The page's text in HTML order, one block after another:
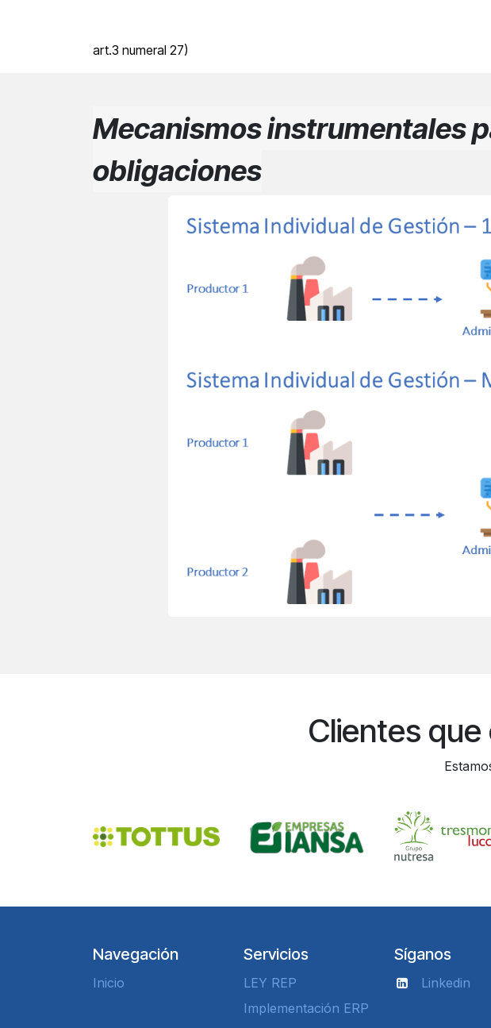
art.3 numeral 27)
Mecanismos instrumentales
obligaciones
Clientes que
Navegación
Inicio
Servicios
LEY REP
Implementación ERP
Síganos
Linkedin